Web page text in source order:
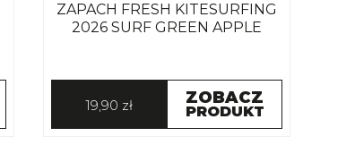
ZAPACH FRESH KITESURFING
2026 SURF GREEN APPLE
19,90 zł ZOBACZ
PRODUKT